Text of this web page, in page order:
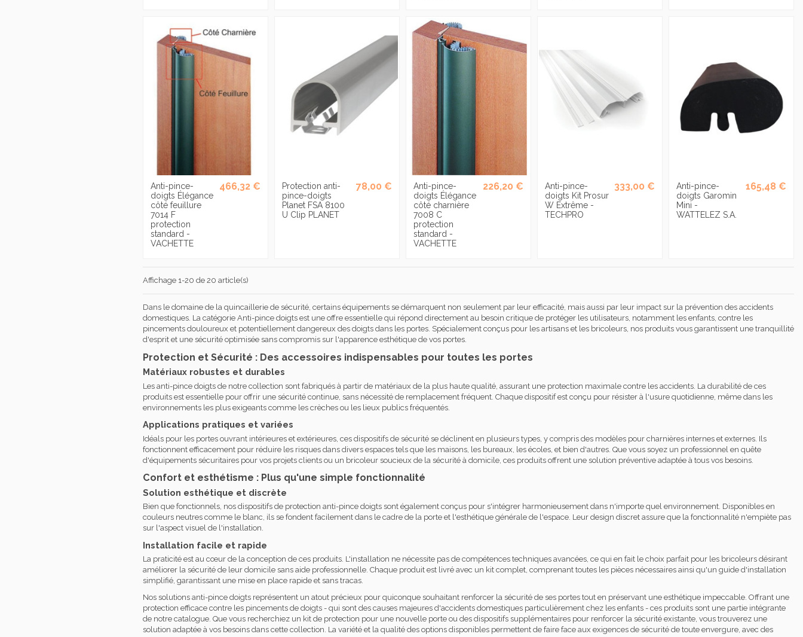
Anti-pince-
doigts Élégance
côté feuillure
7014 F
protection
standard -
VACHETTE
466,32 €
Protection anti-
pince-doigts
Planet FSA 8100
U Clip PLANET
78,00 €
Anti-pince-
doigts Élégance
côté charnière
7008 C
protection
standard -
VACHETTE
226,20 €
Anti-pince-
doigts Kit Prosur
W Extrême -
TECHPRO
333,00 €
Anti-pince-
doigts Garomin
Mini -
WATTELEZ S.A.
165,48 €
Affichage 1-20 de 20 article(s)
Dans le domaine de la quincaillerie de sécurité, certains équipements se démarquent non seulement par leur efficacité, mais aussi par leur impact sur la prévention des accidents
domestiques. La catégorie Anti-pince doigts est une offre essentielle qui répond directement au besoin critique de protéger les utilisateurs, notamment les enfants, contre les
pincements douloureux et potentiellement dangereux des doigts dans les portes. Spécialement conçus pour les artisans et les bricoleurs, nos produits vous garantissent une tranquillité
d'esprit et une sécurité optimisée sans compromis sur l'apparence esthétique de vos portes.
Protection et Sécurité : Des accessoires indispensables pour toutes les portes
Matériaux robustes et durables
Les anti-pince doigts de notre collection sont fabriqués à partir de matériaux de la plus haute qualité, assurant une protection maximale contre les accidents. La durabilité de ces
produits est essentielle pour offrir une sécurité continue, sans nécessité de remplacement fréquent. Chaque dispositif est conçu pour résister à l'usure quotidienne, même dans les
environnements les plus exigeants comme les crèches ou les lieux publics fréquentés.
Applications pratiques et variées
Idéals pour les portes ouvrant intérieures et extérieures, ces dispositifs de sécurité se déclinent en plusieurs types, y compris des modèles pour charnières internes et externes. Ils
fonctionnent efficacement pour réduire les risques dans divers espaces tels que les maisons, les bureaux, les écoles, et bien d'autres. Que vous soyez un professionnel en quête
d'équipements sécuritaires pour vos projets clients ou un bricoleur soucieux de la sécurité à domicile, ces produits offrent une solution préventive adaptée à tous vos besoins.
Confort et esthétisme : Plus qu'une simple fonctionnalité
Solution esthétique et discrète
Bien que fonctionnels, nos dispositifs de protection anti-pince doigts sont également conçus pour s'intégrer harmonieusement dans n'importe quel environnement. Disponibles en
couleurs neutres comme le blanc, ils se fondent facilement dans le cadre de la porte et l'esthétique générale de l'espace. Leur design discret assure que la fonctionnalité n'empiète pas
sur l'aspect visuel de l'installation.
Installation facile et rapide
La praticité est au cœur de la conception de ces produits. L'installation ne nécessite pas de compétences techniques avancées, ce qui en fait le choix parfait pour les bricoleurs désirant
améliorer la sécurité de leur domicile sans aide professionnelle. Chaque produit est livré avec un kit complet, comprenant toutes les pièces nécessaires ainsi qu'un guide d'installation
simplifié, garantissant une mise en place rapide et sans tracas.
Nos solutions anti-pince doigts représentent un atout précieux pour quiconque souhaitant renforcer la sécurité de ses portes tout en préservant une esthétique impeccable. Offrant une
protection efficace contre les pincements de doigts - qui sont des causes majeures d'accidents domestiques particulièrement chez les enfants - ces produits sont une partie intégrante
de notre catalogue. Que vous recherchiez un kit de protection pour une nouvelle porte ou des dispositifs supplémentaires pour renforcer la sécurité existante, vous trouverez une
solution adaptée à vos besoins dans cette collection. La variété et la qualité des options disponibles permettent de faire face aux exigences de sécurité de toute envergure, avec des